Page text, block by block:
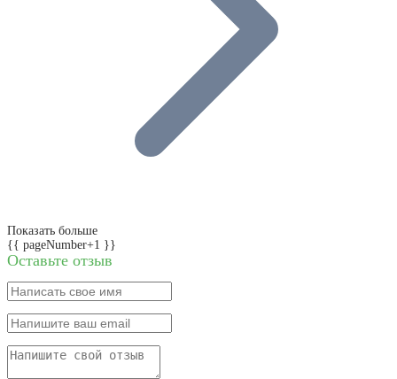
Показать больше
{{ pageNumber+1 }}
Оставьте отзыв